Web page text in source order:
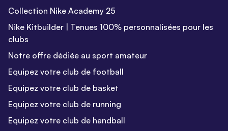
Collection Nike Academy 25
Nike Kitbuilder | Tenues 100% personnalisées pour les
clubs
Notre offre dédiée au sport amateur
Equipez votre club de football
Equipez votre club de basket
Equipez votre club de running
Equipez votre club de handball